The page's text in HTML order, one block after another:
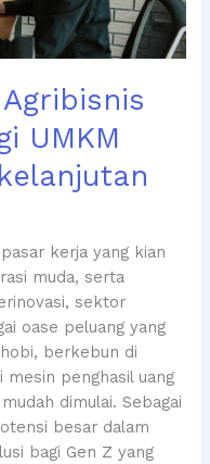
UMKM
kerja yang kian
muda, serta
sektor
oase peluang yang
berkebun di
mesin penghasil uang
dimulai. Sebagai
besar dalam
bagi Gen Z yang